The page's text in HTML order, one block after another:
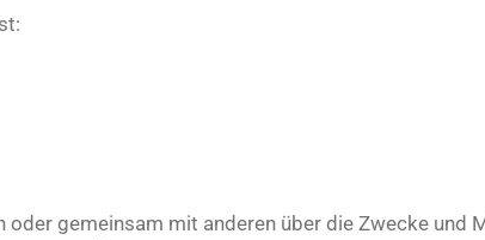
gemeinsam mit anderen über die Zwecke und